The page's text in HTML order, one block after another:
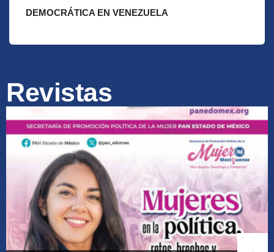
DEMOCRÁTICA EN VENEZUELA
Revistas